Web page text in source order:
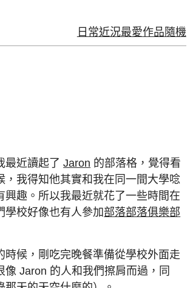
日常近況最愛作品 隨機
最近讀起了Jaron 的部落格，覺得看
，我得知他其實和我在同一間大學唸
趣。所以我最近就花了一些時間在
校好像也有人參加 部落部落俱樂部
候，剛吃完晚餐準備從學校外面走
像 Jaron 的人和我們擦肩而過，同